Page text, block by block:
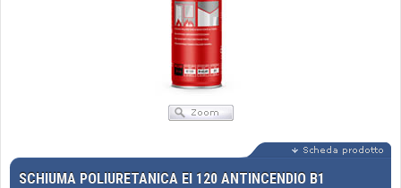
SCHIUMA POLIURETANICA EI 120 ANTINCENDIO B1